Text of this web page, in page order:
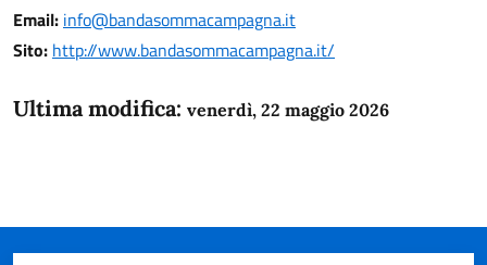
Email: info@bandasommacampagna.it
Sito: http://www.bandasommacampagna.it/
Ultima modifica: venerdì, 22 maggio 2026